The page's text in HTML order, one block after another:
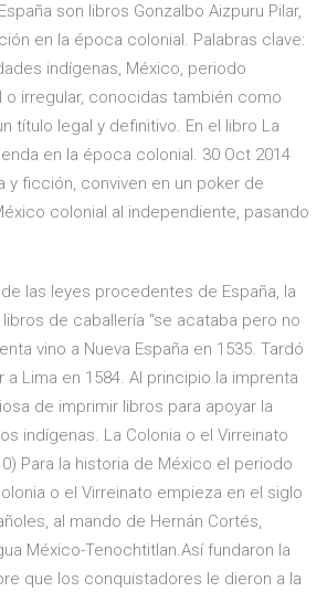
son libros Gonzalbo Aizpuru Pilar,
en la época colonial. Palabras clave:
indígenas, México, periodo
o irregular, conocidas también como
título legal y definitivo. En el libro La
en la época colonial. 30 Oct 2014
y ficción, conviven en un poker de
colonial al independiente, pasando
las leyes procedentes de España, la
de caballería "se acataba pero no
vino a Nueva España en 1535. Tardó
Lima en 1584. Al principio la imprenta
de imprimir libros para apoyar la
indígenas. La Colonia o el Virreinato
Para la historia de México el periodo
o el Virreinato empieza en el siglo
al mando de Hernán Cortés,
México-Tenochtitlan.Así fundaron la
que los conquistadores le dieron a la